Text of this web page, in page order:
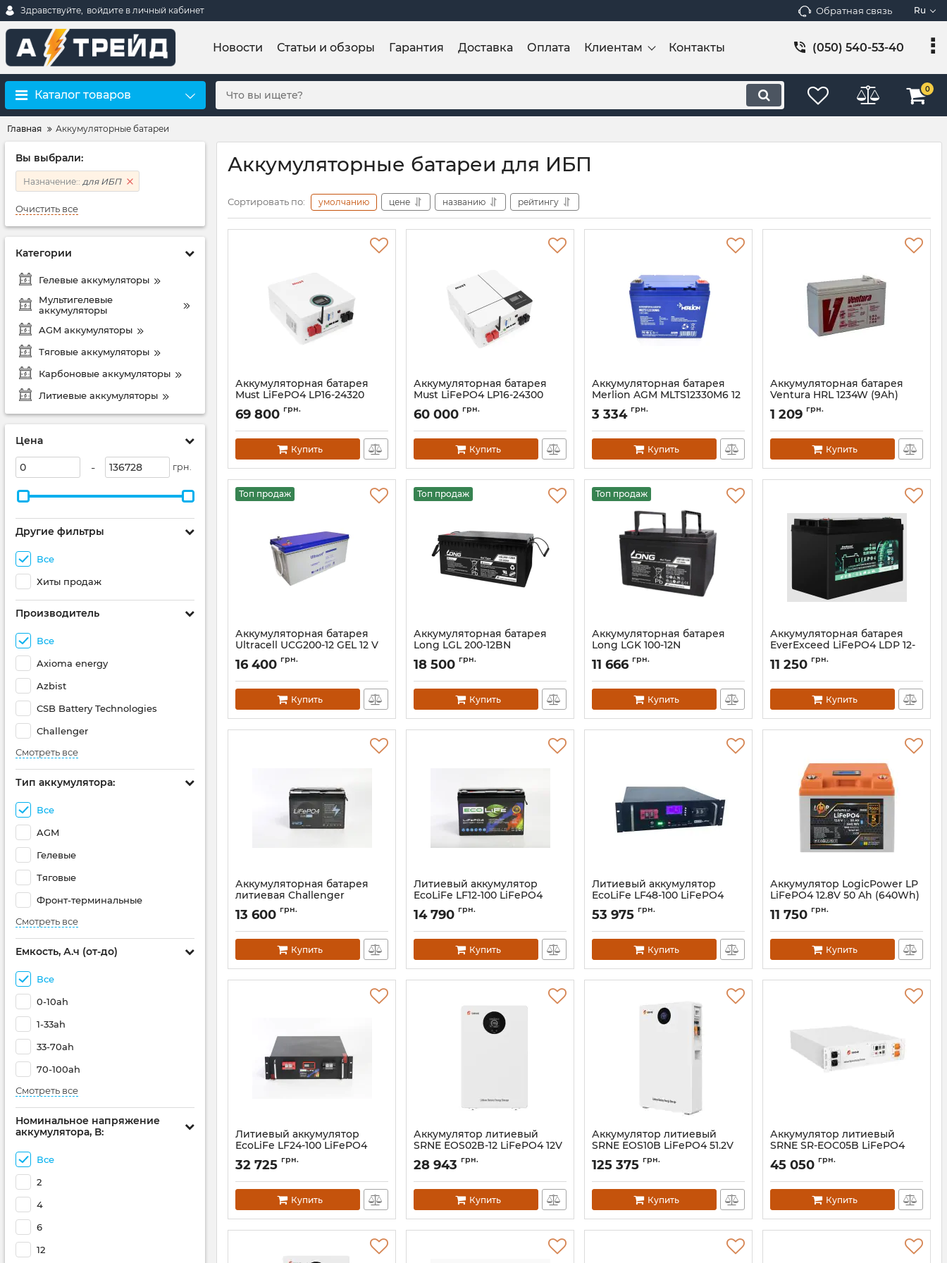
Здравствуйте, войдите в личный кабинет Обратная связь Ru
Новости Статьи и обзоры Гарантия Доставка Оплата Клиентам Контакты (050) 540-53-40
Каталог товаров 0
Главная Аккумуляторные батареи
Вы выбрали:
Назначение:: для ИБП
Очистить все
Категории
Гелевые аккумуляторы
Мультигелевые
аккумуляторы
AGM аккумуляторы
Тяговые аккумуляторы
Карбоновые аккумуляторы
Литиевые аккумуляторы
Цена
- грн.
Другие фильтры
Все
Хиты продаж
Производитель
Все
Axioma energy
Azbist
CSB Battery Technologies
Challenger
Смотреть все
Тип аккумулятора:
Все
AGM
Гелевые
Тяговые
Фронт-терминальные
Смотреть все
Емкость, А.ч (от-до)
Все
0-10ah
1-33ah
33-70ah
70-100ah
Смотреть все
Номинальное напряжение
аккумулятора, В:
Все
2
4
6
12
Аккумуляторные батареи для ИБП
Сортировать по: умолчанию цене названию рейтингу
Аккумуляторная батарея
Must LiFePO4 LP16-24320
25.6V 320Ah
Артикул: 45525
69 800 грн.
Купить
Аккумуляторная батарея
Must LiFePO4 LP16-24300
25.6V 300Ah
Артикул: 44317
60 000 грн.
Купить
Аккумуляторная батарея
Merlion AGM MLTS12330M6 12
V 33 Ah Tesla
Артикул:
3 334 грн.
Купить
Аккумуляторная батарея
Ventura HRL 1234W (9Ah)
Артикул: 11373
1 209 грн.
Купить
Топ продаж
Аккумуляторная батарея
Ultracell UCG200-12 GEL 12 V
Артикул: 28082
16 400 грн.
Купить
Топ продаж
Аккумуляторная батарея
Long LGL 200-12BN
Артикул: 13589
18 500 грн.
Купить
Топ продаж
Аккумуляторная батарея
Long LGK 100-12N
Артикул: 13588
11 666 грн.
Купить
Аккумуляторная батарея
EverExceed LiFePO4 LDP 12-
100 (12.8V-100AH)
Артикул:
11 250 грн.
Купить
Аккумуляторная батарея
литиевая Challenger
LiFePO4 LF12-100
Артикул: АН010318
13 600 грн.
Купить
Литиевый аккумулятор
EcoLiFe LF12-100 LiFePO4
Артикул: АН010594
14 790 грн.
Купить
Литиевый аккумулятор
EcoLiFe LF48-100 LiFePO4
Артикул: АН010604
53 975 грн.
Купить
Аккумулятор LogicPower LP
LiFePO4 12.8V 50 Ah (640Wh)
Артикул: LP30698
11 750 грн.
Купить
Литиевый аккумулятор
EcoLiFe LF24-100 LiFePO4
Артикул: АН010599
32 725 грн.
Купить
Аккумулятор литиевый
SRNE EOS02B-12 LiFePO4 12V
200Ah (12V-200Ah)
Артикул: EOS02B-12
28 943 грн.
Купить
Аккумулятор литиевый
SRNE EOS10B LiFePO4 51.2V
200Ah (48V-200Ah)
Артикул: EOS10B
125 375 грн.
Купить
Аккумулятор литиевый
SRNE SR-EOC05B LiFePO4
51.2V 100Ah (48V-100Ah)
Артикул: EOC05B
45 050 грн.
Купить